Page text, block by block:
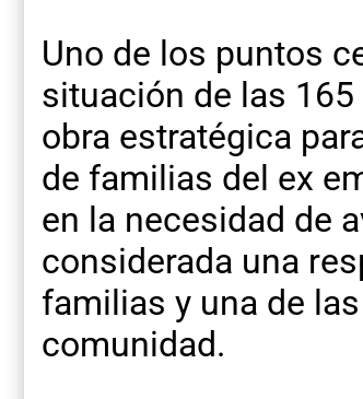
Uno de los puntos
situación de las
obra estratégica
de familias del ex
en la necesidad de
considerada una
familias y una de
comunidad.